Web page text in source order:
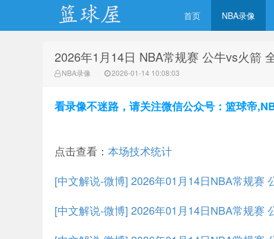
NBA录像网
首页 NBA录像
2026年1月14日 NBA常规赛 公牛vs火箭
NBA录像 2026-01-14 10:08:03
看录像不迷路，请关注微信公众号：篮球帝
点击查看： 本场技术统计
[中文解说-微博] 2026年01月14日NBA常规赛
[中文解说-微博] 2026年01月14日NBA常规赛